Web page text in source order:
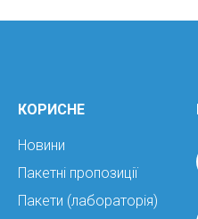
КОРИСНЕ
Новини
Пакетні пропозиції
Пакети (лабораторія)